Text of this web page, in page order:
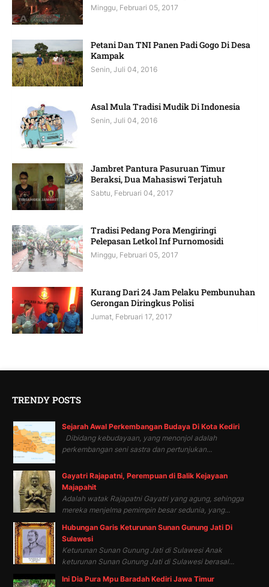
Minggu, Februari 05, 2017
Petani Dan TNI Panen Padi Gogo Di Desa
Kampak
Senin, Juli 04, 2016
Asal Mula Tradisi Mudik Di Indonesia
Senin, Juli 04, 2016
Jambret Pantura Pasuruan Timur
Beraksi, Dua Mahasiswi Terjatuh
Sabtu, Februari 04, 2017
Tradisi Pedang Pora Mengiringi
Pelepasan Letkol Inf Purnomosidi
Minggu, Februari 05, 2017
Kurang Dari 24 Jam Pelaku Pembunuhan
Gerongan Diringkus Polisi
Jumat, Februari 17, 2017
TRENDY POSTS
Sejarah Awal Perkembangan Budaya Di Kota Kediri
Dibidang kebudayaan, yang menonjol adalah
perkembangan seni sastra dan pertunjukan...
Gayatri Rajapatni, Perempuan di Balik Kejayaan
Majapahit
Adalah watak Rajapatni Gayatri yang agung, sehingga
mereka menjelma pemimpin besar sedunia, yang...
Hubungan Garis Keturunan Sunan Gunung Jati Di
Sulawesi
Keturunan Sunan Gunung Jati di Sulawesi Anak
keturunan Sunan Gunung Jati di Sulawesi berasal...
Ini Dia Pura Mpu Baradah Kediri Jawa Timur